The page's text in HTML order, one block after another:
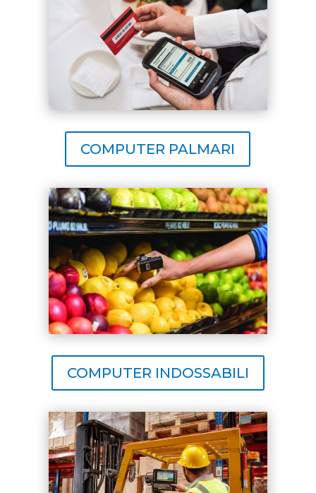
COMPUTER PALMARI
COMPUTER INDOSSABILI